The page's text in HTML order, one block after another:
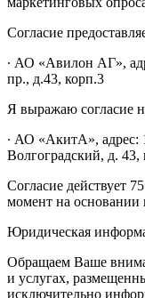
Согласие
∙ АО «Авилон АГ»,
пр., д.43, корп.3
Я выражаю согласие
∙ АО «АкитА», адрес:
Волгоградский, д. 43,
Согласие действует
момент на основании
Юридическая
Обращаем Ваше
и услугах,
исключительно